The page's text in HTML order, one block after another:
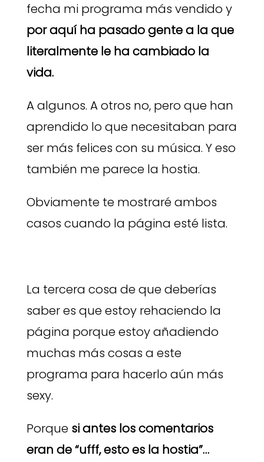
fecha mi programa más vendido y
por aquí ha pasado gente a la que
literalmente le ha cambiado la
vida.
A algunos. A otros no, pero que han
aprendido lo que necesitaban para
ser más felices con su música. Y eso
también me parece la hostia.
Obviamente te mostraré ambos
casos cuando la página esté lista.
La tercera cosa de que deberías
saber es que estoy rehaciendo la
página porque estoy añadiendo
muchas más cosas a este
programa para hacerlo aún más
sexy.
Porque si antes los comentarios
eran de “ufff, esto es la hostia”…